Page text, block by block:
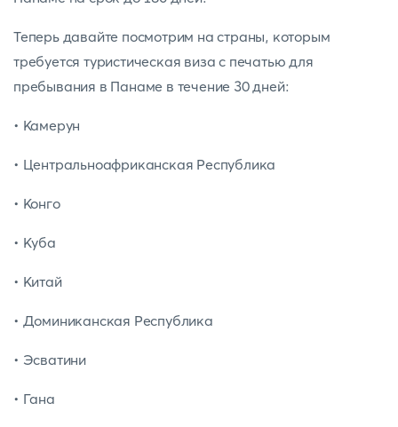
Теперь давайте посмотрим на страны, которым
требуется туристическая виза с печатью для
пребывания в Панаме в течение 30 дней:
• Камерун
• Центральноафриканская Республика
• Конго
• Куба
• Китай
• Доминиканская Республика
• Эсватини
• Гана